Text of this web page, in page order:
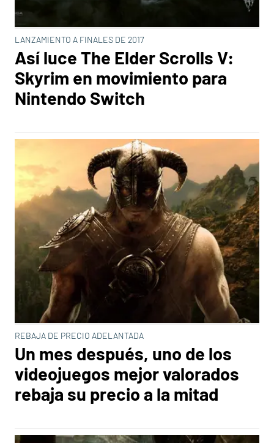
LANZAMIENTO A FINALES DE 2017
Así luce The Elder Scrolls V:
Skyrim en movimiento para
Nintendo Switch
REBAJA DE PRECIO ADELANTADA
Un mes después, uno de los
videojuegos mejor valorados
rebaja su precio a la mitad